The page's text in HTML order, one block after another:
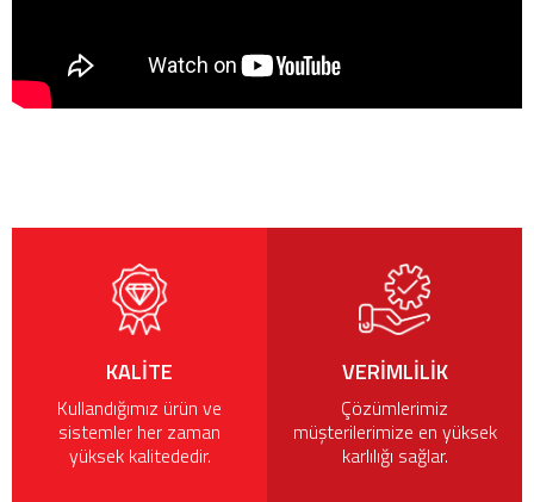
KALITE
Kullandığımız ürün ve
sistemler her zaman
yüksek kalitededir.
VERIMLILIK
Çözümlerimiz
müşterilerimize en yüksek
karlılığı sağlar.